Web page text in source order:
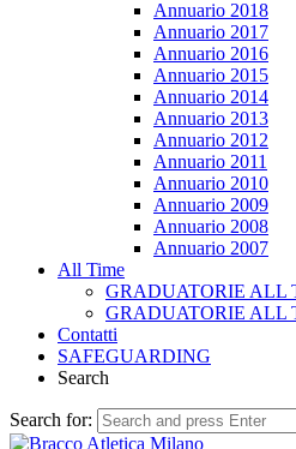
Annuario 2018
Annuario 2017
Annuario 2016
Annuario 2015
Annuario 2014
Annuario 2013
Annuario 2012
Annuario 2011
Annuario 2010
Annuario 2009
Annuario 2008
Annuario 2007
All Time
GRADUATORIE ALL
GRADUATORIE ALL
Contatti
SAFEGUARDING
Search
Search for: